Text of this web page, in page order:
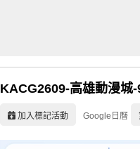
KACG2609-高雄動漫城
加入標記活動 Google日曆